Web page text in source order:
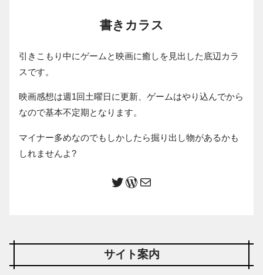
書きカラス
引きこもり中にゲームと映画に癒しを見出した底辺カラ
スです。
映画感想は週1回土曜日に更新、ゲームはやり込んでから
なので基本不定期となります。
マイナー多めなのでもしかしたら掘り出し物があるかも
しれませんよ?
サイト案内